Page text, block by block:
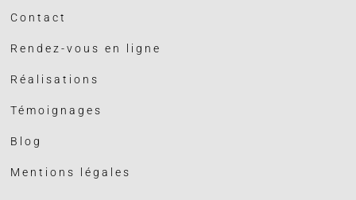
Contact
Rendez-vous en ligne
Réalisations
Témoignages
Blog
Mentions légales